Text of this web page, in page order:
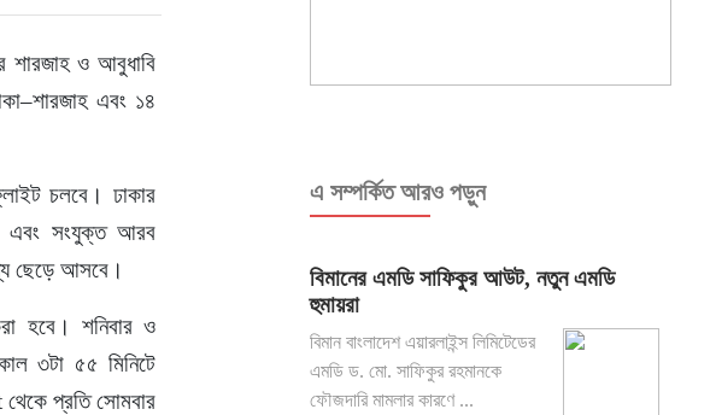
শারজাহ ও আবুধাবি
এবং ১৪
চলবে। ঢাকার
এবং সংযুক্ত আরব
ছেড়ে আসবে।
হবে। শনিবার ও
৩টা ৫৫ মিনিটে
প্রতি সোমবার
এ সম্পর্কিত আরও পড়ুন
বিমানের এমডি সাফিকুর আউট, নতুন এমডি
হুমায়রা
বিমান বাংলাদেশ এয়ারলাইন্স লিমিটেডের
এমডি ড. মো. সাফিকুর রহমানকে
ফৌজদারি মামলার কারণে ...